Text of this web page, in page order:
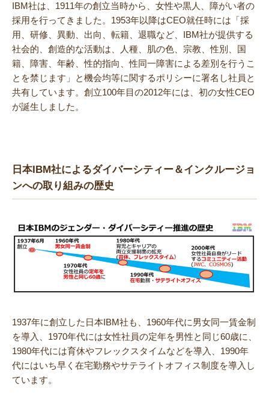
IBM社は、1911年の創立当時から、女性や黒人、障がい者の
採用を行ってきました。1953年以降はCEO就任時には「採
用、研修、異動、出向、転籍、退職など、IBM社が提供する
社会的、創造的な活動は、人種、肌の色、宗教、性別、国
籍、障害、年齢、性的指向、性同一障害による差別を行うこ
とを禁じます」と機会均等に関するポリシーに署名し社員と
共有しています。創立100年目の2012年には、初の女性CEO
が誕生しました。
日本IBM社によるダイバーシティー＆インクルージョ
ンへの取り組みの歴史
1937年に創立した日本IBM社も、1960年代に男女同一賃金制
を導入、1970年代には女性社員の定年を男性と同じ60歳に、
1980年代には育休やフレックスタイムなどを導入、1990年
代にはいち早く在宅勤務やサテライトオフィス制度を導入し
ています。